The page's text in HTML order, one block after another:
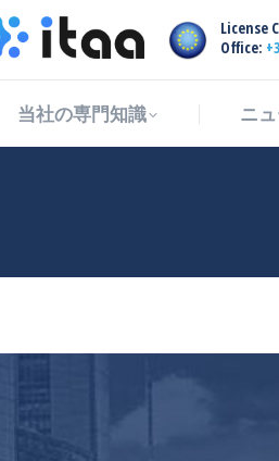
License
Office:
当社の専門知識 ニ
当社の専門知識 ニ